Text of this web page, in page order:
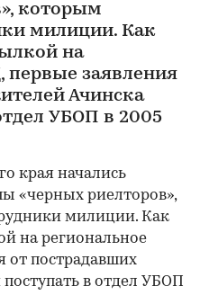
которым
милиции. Как
на
первые заявления
Ачинска
УБОП в 2005
края начались
«черных риелторов»,
милиции. Как
на региональное
от пострадавших
в отдел УБОП